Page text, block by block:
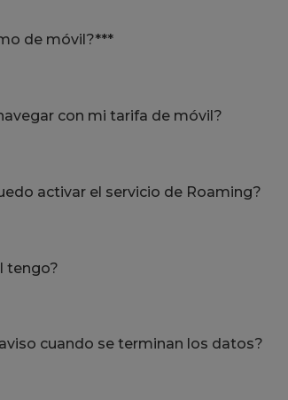
de móvil?***
con mi tarifa de móvil?
activar el servicio de Roaming?
tengo?
cuando se terminan los datos?